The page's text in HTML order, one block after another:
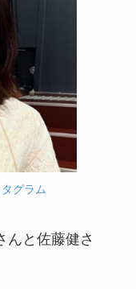
グラム
んと佐藤健さ